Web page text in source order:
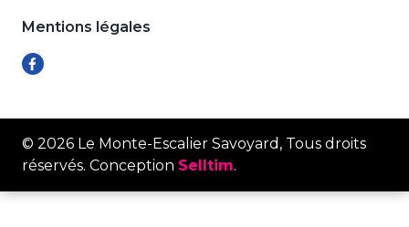
Mentions légales
© 2026 Le Monte-Escalier Savoyard, Tous droits
réservés. Conception Selltim.